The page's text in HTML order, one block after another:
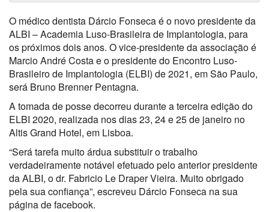
O médico dentista Dárcio Fonseca é o novo presidente da
ALBI – Academia Luso-Brasileira de Implantologia, para
os próximos dois anos. O vice-presidente da associação é
Marcio André Costa e o presidente do Encontro Luso-
Brasileiro de Implantologia (ELBI) de 2021, em São Paulo,
será Bruno Brenner Pentagna.
A tomada de posse decorreu durante a terceira edição do
ELBI 2020, realizada nos dias 23, 24 e 25 de janeiro no
Altis Grand Hotel, em Lisboa.
“Será tarefa muito árdua substituir o trabalho
verdadeiramente notável efetuado pelo anterior presidente
da ALBI, o dr. Fabricio Le Draper Vieira. Muito obrigado
pela sua confiança”, escreveu Dárcio Fonseca na sua
página de facebook.